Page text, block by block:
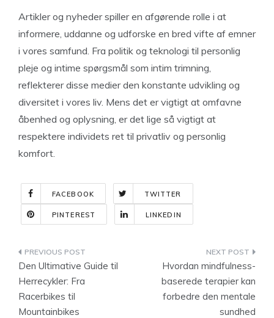
Artikler og nyheder spiller en afgørende rolle i at
informere, uddanne og udforske en bred vifte af emner
i vores samfund. Fra politik og teknologi til personlig
pleje og intime spørgsmål som intim trimning,
reflekterer disse medier den konstante udvikling og
diversitet i vores liv. Mens det er vigtigt at omfavne
åbenhed og oplysning, er det lige så vigtigt at
respektere individets ret til privatliv og personlig
komfort.
FACEBOOK TWITTER
PINTEREST LINKEDIN
Indlægsnavigation
Den Ultimative Guide til
Herrecykler: Fra
Racerbikes til
Mountainbikes
Hvordan mindfulness-
baserede terapier kan
forbedre den mentale
sundhed